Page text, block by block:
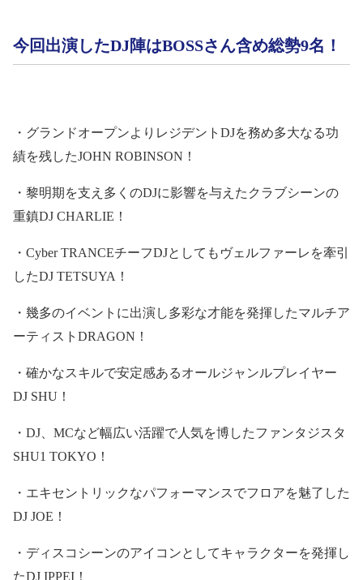
今回出演したDJ陣はBOSSさん含め総勢9名！
・グランドオープンよりレジデント DJを務め多大なる功
績を残したJOHN ROBINSON ！
・黎明期を支え多くのDJに影響を与えたクラブシーンの
重鎮DJ CHARLIE ！
・ Cyber TRANCEチーフDJとしてもヴェルファーレを牽引
したDJ TETSUYA ！
・幾多のイベントに出演し多彩な才能を発揮したマルチア
ーティスト DRAGON ！
・確かなスキルで安定感あるオールジャンルプレイヤー
DJ SHU ！
・ DJ MCなど幅広い活躍で人気を博したファンタジスタ
SHU1 TOKYO ！
・エキセントリックなパフォーマンスでフロアを魅了した
DJ JOE ！
・ディスコシーンのアイコンとしてキャラクターを発揮し
たDJ IPPEI ！